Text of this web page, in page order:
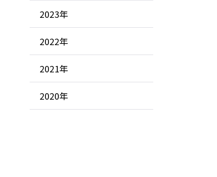
2023年
2022年
2021年
2020年